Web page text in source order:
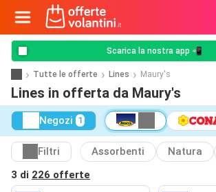
Scarica la nostra app 📲
Tutte le offerte Lines Maury's
Lines in offerta da Maury's
Negozi 1
Filtri Assorbenti Natura
3 di 226 offerte